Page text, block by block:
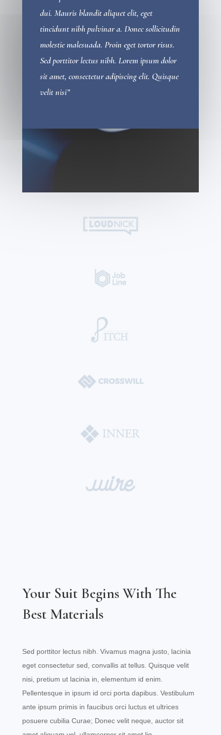
dui. Mauris blandit aliquet elit, eget
tincidunt nibh pulvinar a. Donec sollicitudin
molestie malesuada. Proin eget tortor risus.
Sed porttitor lectus nibh. Lorem ipsum dolor
sit amet, consectetur adipiscing elit. Quisque
velit nisi”
Your Suit Begins With The
Best Materials
Sed porttitor lectus nibh. Vivamus magna justo, lacinia
eget consectetur sed, convallis at tellus. Quisque velit
nisi, pretium ut lacinia in, elementum id enim.
Pellentesque in ipsum id orci porta dapibus. Vestibulum
ante ipsum primis in faucibus orci luctus et ultrices
posuere cubilia Curae; Donec velit neque, auctor sit